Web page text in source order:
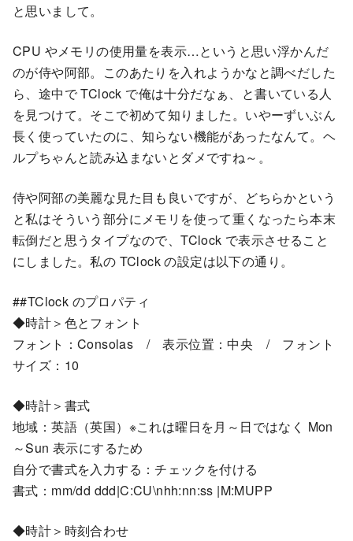
と思いまして。
CPU やメモリの使用量を表示…というと思い浮かんだ
のが侍や阿部。このあたりを入れようかなと調べだした
ら、途中で TClock で俺は十分だなぁ、と書いている人
を見つけて。そこで初めて知りました。いやーずいぶん
長く使っていたのに、知らない機能があったなんて。ヘ
ルプちゃんと読み込まないとダメですね～。
侍や阿部の美麗な見た目も良いですが、どちらかという
と私はそういう部分にメモリを使って重くなったら本末
転倒だと思うタイプなので、TClock で表示させること
にしました。私の TClock の設定は以下の通り。
##TClock のプロパティ
◆時計＞色とフォント
フォント：Consolas / 表示位置：中央 / フォント
サイズ：10
◆時計＞書式
地域：英語（英国）※これは曜日を月～日ではなく Mon
～Sun 表示にするため
自分で書式を入力する：チェックを付ける
書式：mm/dd ddd|C:CU\nhh:nn:ss |M:MUPP
◆時計＞時刻合わせ